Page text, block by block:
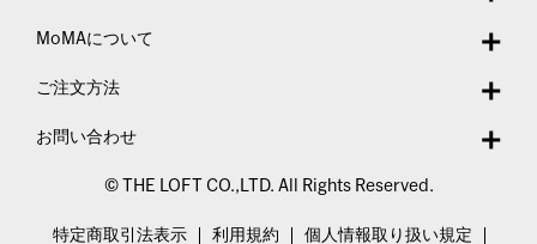
MoMAについて
ご注文方法
お問い合わせ
© THE LOFT CO.,LTD. All Rights Reserved.
特定商取引法表示 利用規約 個人情報取り扱い規定